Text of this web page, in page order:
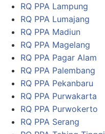
RQ PPA Lampung
RQ PPA Lumajang
RQ PPA Madiun
RQ PPA Magelang
RQ PPA Pagar Alam
RQ PPA Palembang
RQ PPA Pekanbaru
RQ PPA Purwakarta
RQ PPA Purwokerto
RQ PPA Serang